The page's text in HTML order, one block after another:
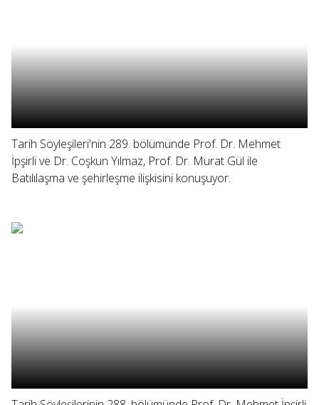
Tarih Söyleşileri'nin 289. bölümünde Prof. Dr. Mehmet
İpşirli ve Dr. Coşkun Yılmaz, Prof. Dr. Murat Gül ile
Batılılaşma ve şehirleşme ilişkisini konuşuyor.